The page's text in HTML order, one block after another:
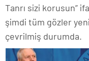
Tanrı sizi korusun”
şimdi tüm gözler
çevrilmiş durumda.